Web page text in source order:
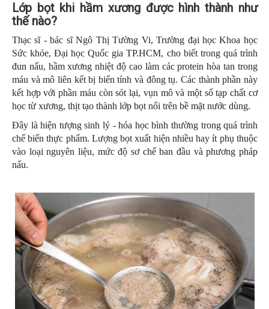
Lớp bọt khi hầm xương được hình thành như
thế nào?
Thạc sĩ - bác sĩ Ngô Thị Tường Vi, Trường đại học Khoa học
Sức khỏe, Đại học Quốc gia TP.HCM, cho biết trong quá trình
đun nấu, hầm xương nhiệt độ cao làm các protein hòa tan trong
máu và mô liên kết bị biến tính và đông tụ. Các thành phần này
kết hợp với phần máu còn sót lại, vụn mô và một số tạp chất cơ
học từ xương, thịt tạo thành lớp bọt nổi trên bề mặt nước dùng.
Đây là hiện tượng sinh lý - hóa học bình thường trong quá trình
chế biến thực phẩm. Lượng bọt xuất hiện nhiều hay ít phụ thuộc
vào loại nguyên liệu, mức độ sơ chế ban đầu và phương pháp
nấu.